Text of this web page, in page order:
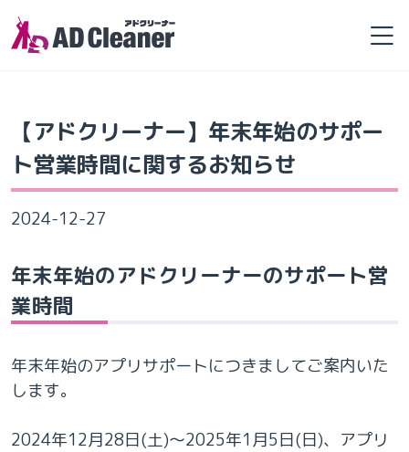
Skip
to
【アドクリーナー】年末年始のサポー
ト営業時間に関するお知らせ
2024-12-27
年末年始のアドクリーナーのサポート営
業時間
年末年始のアプリサポートにつきましてご案内いた
します。
2024年12月28日(土)～2025年1月5日(日)、アプリ